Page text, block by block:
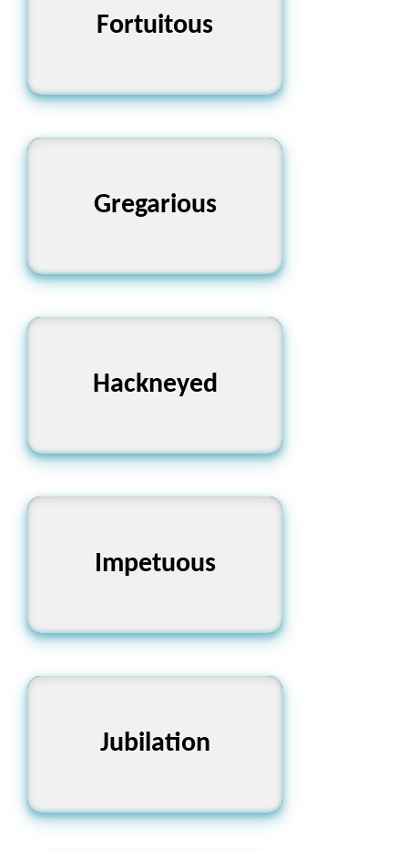
Fortuitous
সৌভাগ্যক্রমে ঘটিত
Gregarious
মিশুক
Hackneyed
গতানুগতিক বা নীরস
Impetuous
অধীর
Jubilation
আনন্দোৎসব